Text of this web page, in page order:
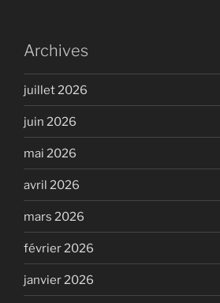
Archives
juillet 2026
juin 2026
mai 2026
avril 2026
mars 2026
février 2026
janvier 2026